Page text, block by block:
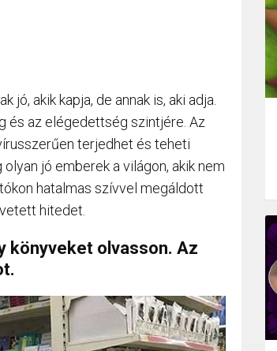
akik kapja, de annak is, aki adja.
és az elégedettség szintjére. Az
terjedhet és teheti
jó emberek a világon, akik nem
hatalmas szívvel megáldott
hitedet.
könyveket olvasson. Az